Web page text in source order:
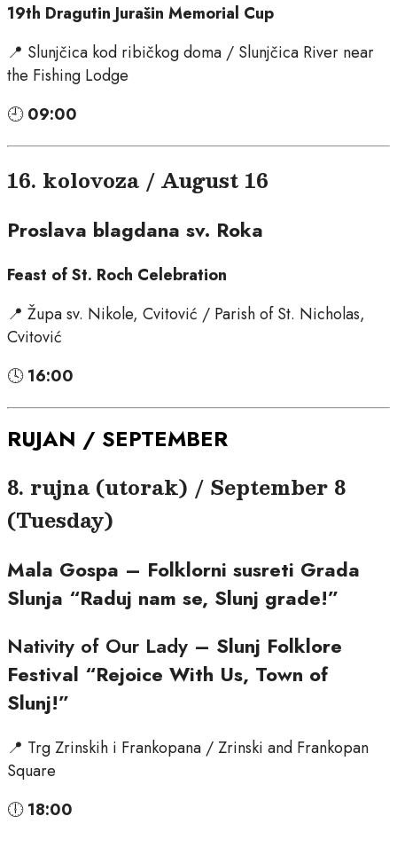
19th Dragutin Jurašin Memorial Cup
📍 Slunjčica kod ribičkog doma / Slunjčica River near
the Fishing Lodge
🕘09:00
16. kolovoza / August 16
Proslava blagdana sv. Roka
Feast of St. Roch Celebration
📍 Župa sv. Nikole, Cvitović / Parish of St. Nicholas,
Cvitović
🕓16:00
RUJAN / SEPTEMBER
8. rujna (utorak) / September 8
(Tuesday)
Mala Gospa – Folklorni susreti Grada
Slunja “Raduj nam se, Slunj grade!”
Nativity of Our Lady – Slunj Folklore
Festival “Rejoice With Us, Town of
Slunj!”
📍 Trg Zrinskih i Frankopana / Zrinski and Frankopan
Square
🕕18:00